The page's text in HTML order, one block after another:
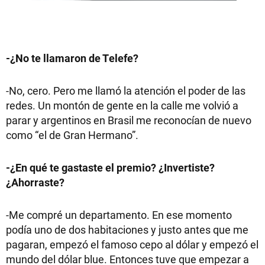
-¿No te llamaron de Telefe?
-No, cero. Pero me llamó la atención el poder de las
redes. Un montón de gente en la calle me volvió a
parar y argentinos en Brasil me reconocían de nuevo
como “el de Gran Hermano”.
-¿En qué te gastaste el premio? ¿Invertiste?
¿Ahorraste?
-Me compré un departamento. En ese momento
podía uno de dos habitaciones y justo antes que me
pagaran, empezó el famoso cepo al dólar y empezó el
mundo del dólar blue. Entonces tuve que empezar a